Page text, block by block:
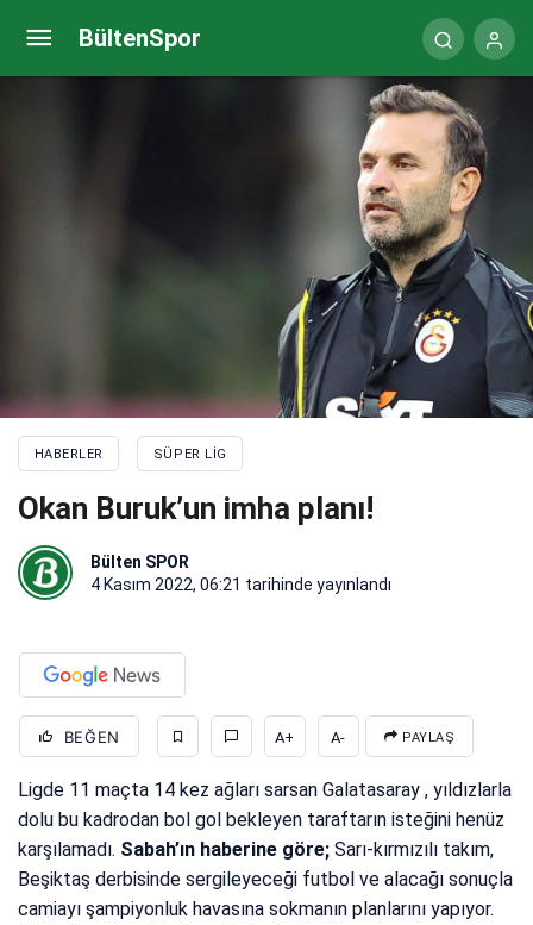
BültenSpor
HABERLER SÜPER LIG
Okan Buruk’un imha planı!
Bülten SPOR
4 Kasım 2022, 06:21 tarihinde yayınlandı
BEĞEN A+ A- PAYLAŞ
Ligde 11 maçta 14 kez ağları sarsan Galatasaray , yıldızlarla
dolu bu kadrodan bol gol bekleyen taraftarın isteğini henüz
karşılamadı. Sabah’ın haberine göre;Sarı-kırmızılı takım,
Beşiktaş derbisinde sergileyeceği futbol ve alacağı sonuçla
camiayı şampiyonluk havasına sokmanın planlarını yapıyor.
Emre Taşdemir ve Kerem Aktürkoğlu’na uyarı!